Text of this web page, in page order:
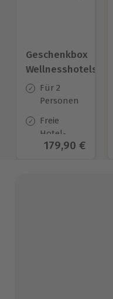
Geschenkbox
Wellnesshotels
Für 2
Personen
Freie
Hotel-
Auswahl
Aktueller Preis
179,90 €